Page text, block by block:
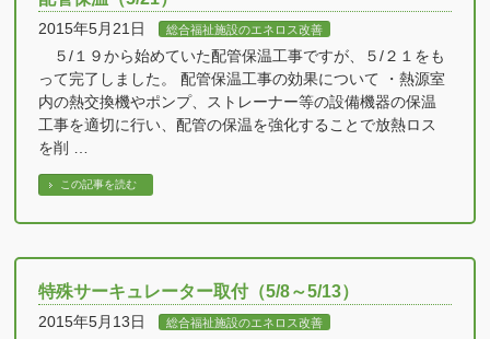
2015年5月21日 総合福祉施設のエネロス改善
５/１９から始めていた配管保温工事ですが、５/２１をも
って完了しました。 配管保温工事の効果について ・熱源室
内の熱交換機やポンプ、ストレーナー等の設備機器の保温
工事を適切に行い、配管の保温を強化することで放熱ロス
を削 …
この記事を読む
特殊サーキュレーター取付（5/8～5/13）
2015年5月13日 総合福祉施設のエネロス改善